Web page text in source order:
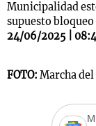
Municipalidad
supuesto
24/06/2025 |
FOTO: Marcha